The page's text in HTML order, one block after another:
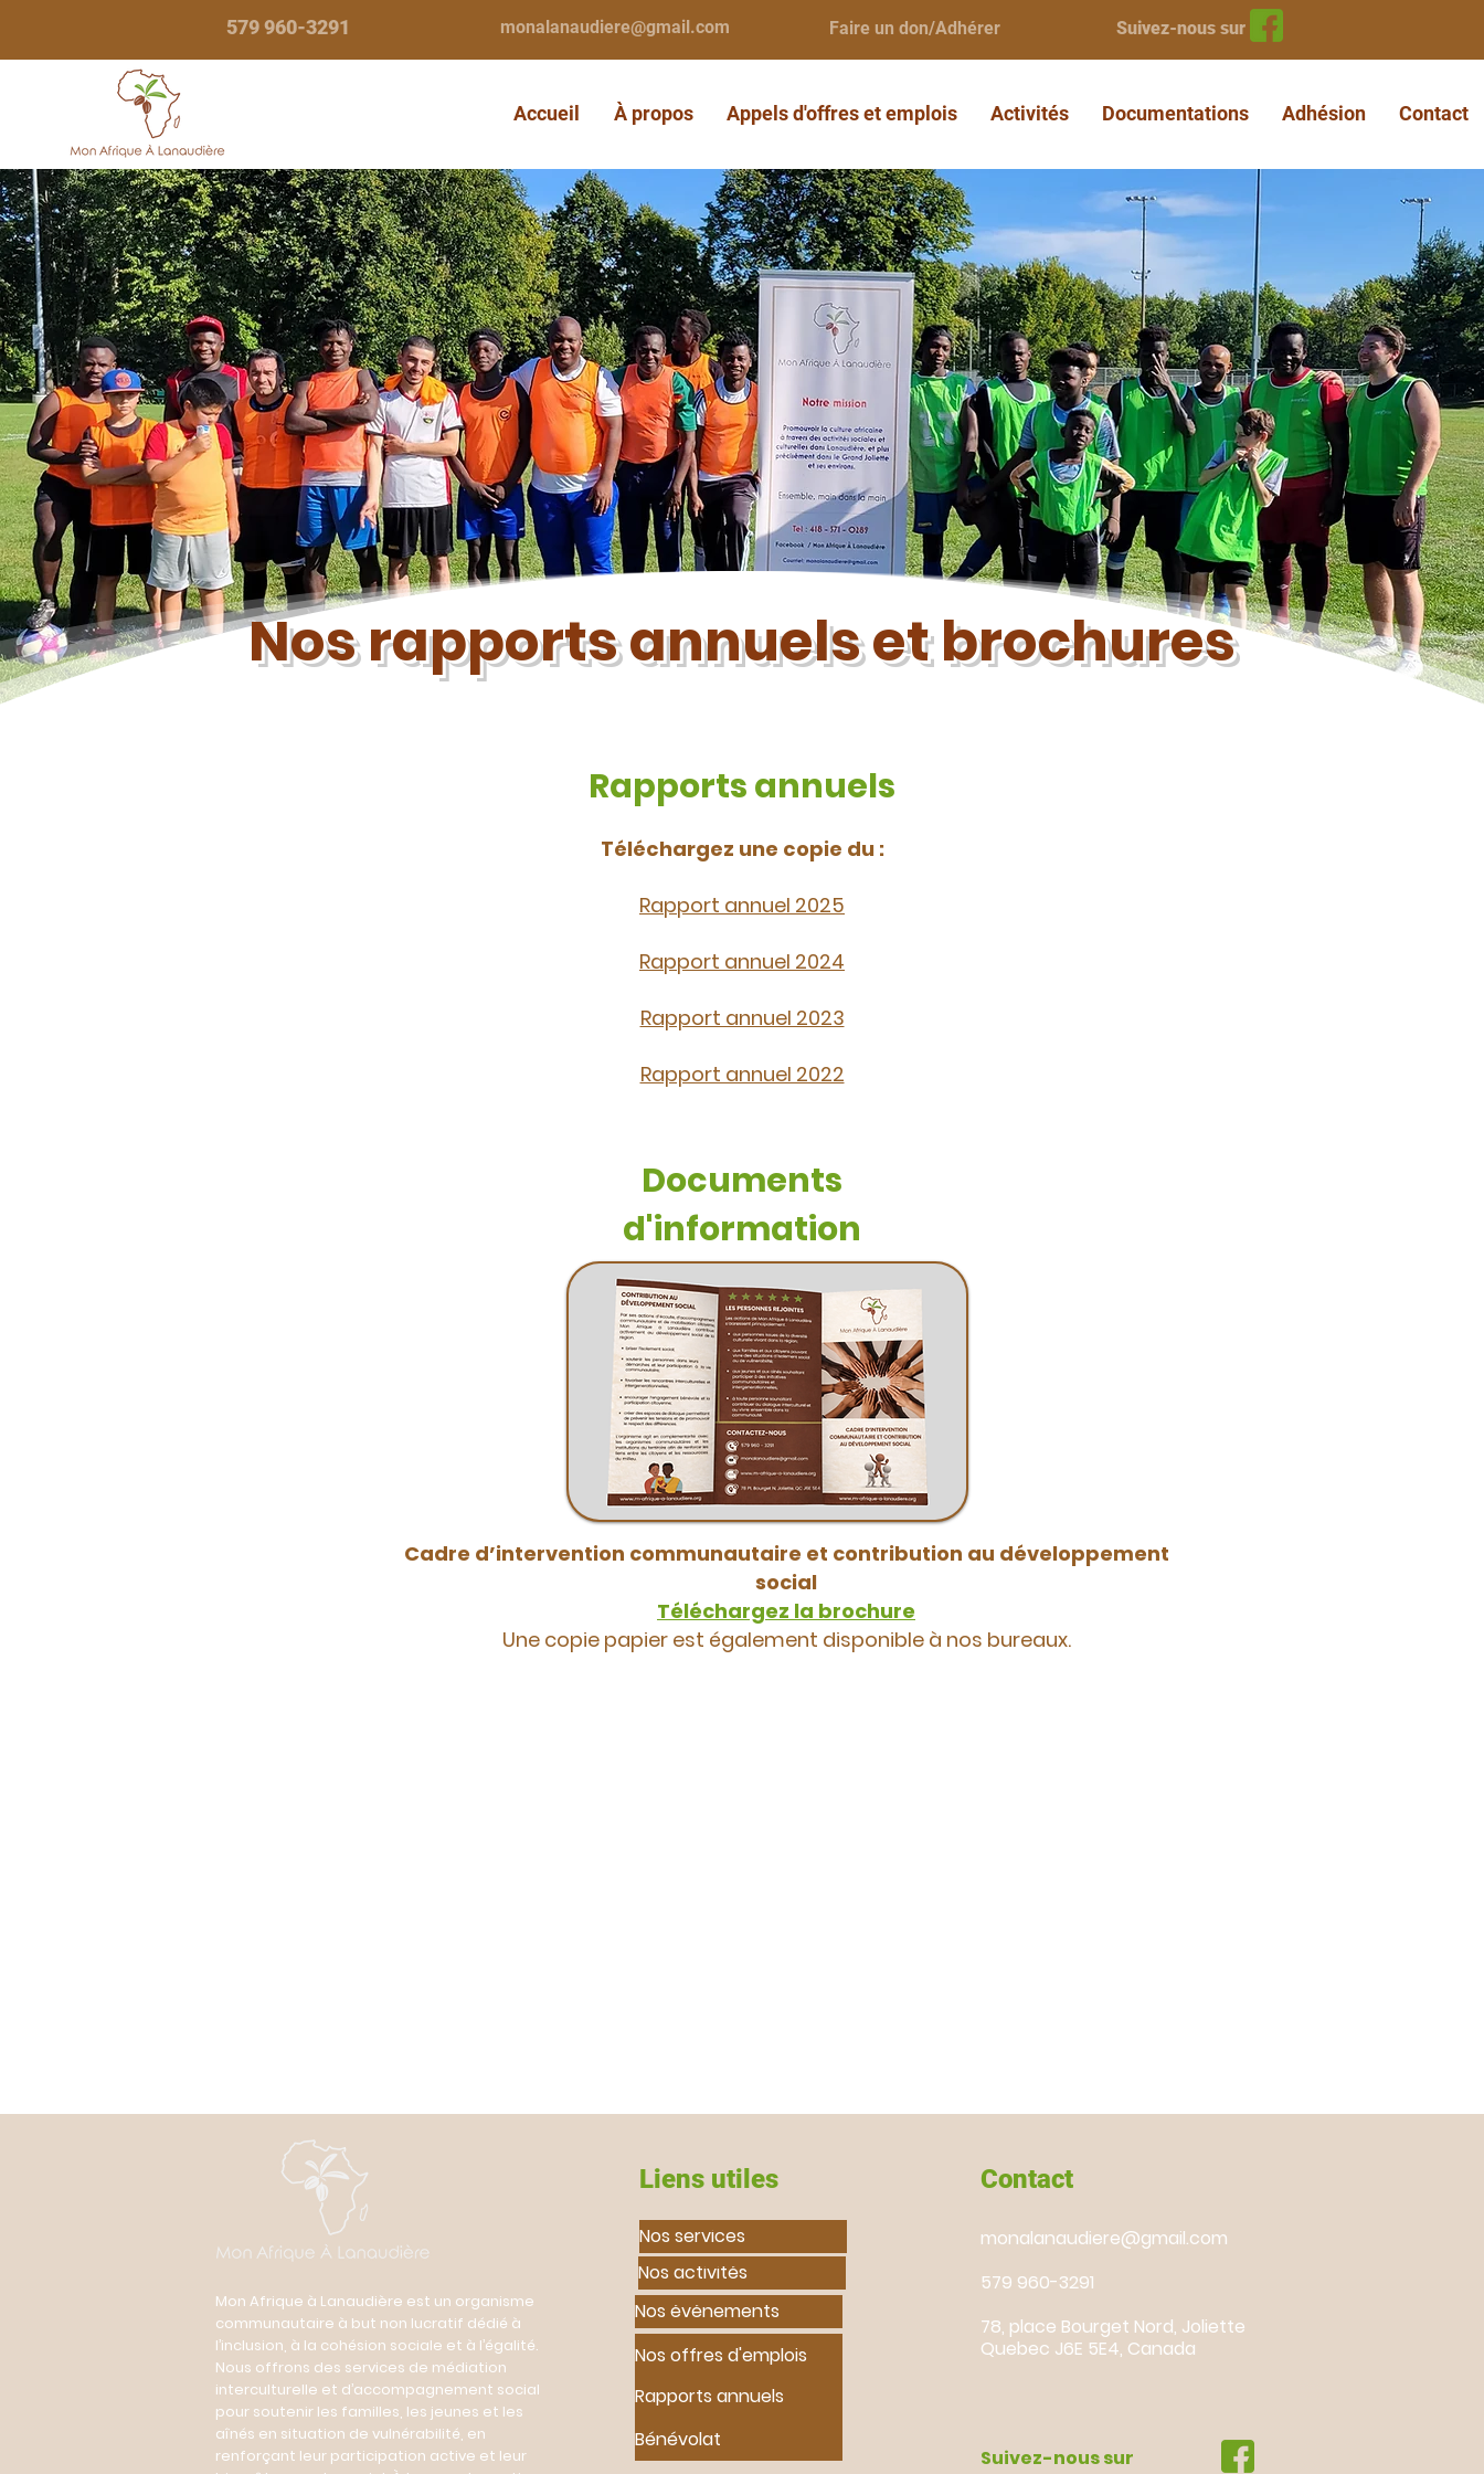
579 960-3291 monalanaudiere@gmail.com Faire un don/Adhérer Suivez-nous sur
Accueil À propos Appels d'offres et emplois Activités Documentations Adhésion Contact
Nos rapports annuels et brochures
Rapports annuels
Téléchargez une copie du :
Rapport annuel 2025
Rapport annuel 2024
Rapport annuel 2023
Rapport annuel 2022
Documents
d'information
Cadre d’intervention communautaire et contribution au développement
social
Téléchargez la brochure
Une copie papier est également disponible à nos bureaux.
Mon Afrique à Lanaudière est un organisme
communautaire à but non lucratif dédié à
l’inclusion, à la cohésion sociale et à l’égalité.
Nous offrons des services de médiation
interculturelle et d’accompagnement social
pour soutenir les familles, les jeunes et les
aînés en situation de vulnérabilité, en
renforçant leur participation active et leur
Liens utiles
Nos services
Nos activités
Nos événements
Nos offres d'emplois
Rapports annuels
Bénévolat
Contact
monalanaudiere@gmail.com
579 960-3291
78, place Bourget Nord, Joliette
Quebec J6E 5E4, Canada
Suivez-nous sur